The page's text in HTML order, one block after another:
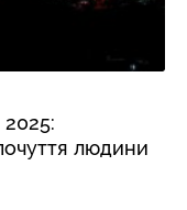
2025:
людини